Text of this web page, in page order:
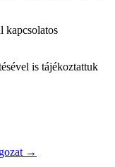
kapcsolatos
is tájékoztattuk
→